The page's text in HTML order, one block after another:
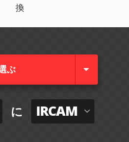
換
ぶ
に IRCAM